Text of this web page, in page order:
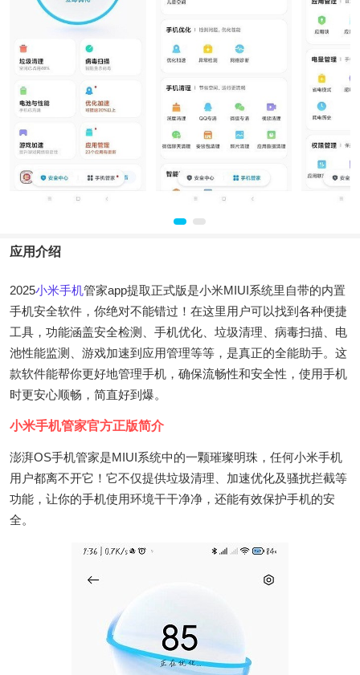
应用介绍
2025小米手机管家app提取正式版是小米MIUI系统里自带的内置
手机安全软件，你绝对不能错过！在这里用户可以找到各种便捷
工具，功能涵盖安全检测、手机优化、垃圾清理、病毒扫描、电
池性能监测、游戏加速到应用管理等等，是真正的全能助手。这
款软件能帮你更好地管理手机，确保流畅性和安全性，使用手机
时更安心顺畅，简直好到爆。
小米手机管家官方正版简介
澎湃OS手机管家是MIUI系统中的一颗璀璨明珠，任何小米手机
用户都离不开它！它不仅提供垃圾清理、加速优化及骚扰拦截等
功能，让你的手机使用环境干干净净，还能有效保护手机的安
全。